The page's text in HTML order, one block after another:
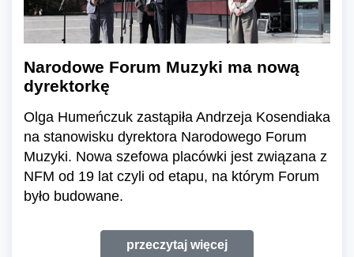
Narodowe Forum Muzyki ma nową
dyrektorkę
Olga Humeńczuk zastąpiła Andrzeja Kosendiaka
na stanowisku dyrektora Narodowego Forum
Muzyki. Nowa szefowa placówki jest związana z
NFM od 19 lat czyli od etapu, na którym Forum
było budowane.
przeczytaj więcej